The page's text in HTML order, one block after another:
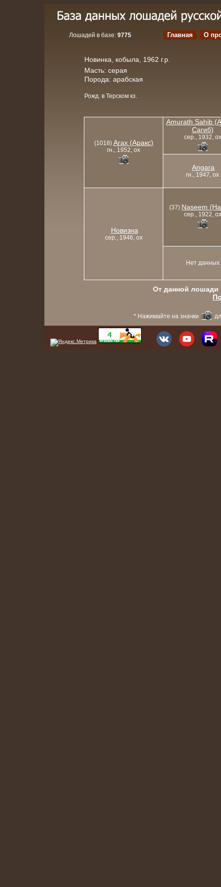
Лошадей в базе: 9775 Главная О
Новинка, кобыла, 1962 г.р.
Масть: серая
Порода: арабская
Рожд. в Терском кз.
(1018) Arax (Аракс)
гн., 1952, ox
Amurath Sahib
Сагиб)
сер., 1932, ox
Angara
гн., 1947, ox
Новизна
сер., 1946, ox
(37) Naseem
сер., 1922, ox
Нет данных
От данной лошади
* Нажимайте на значки